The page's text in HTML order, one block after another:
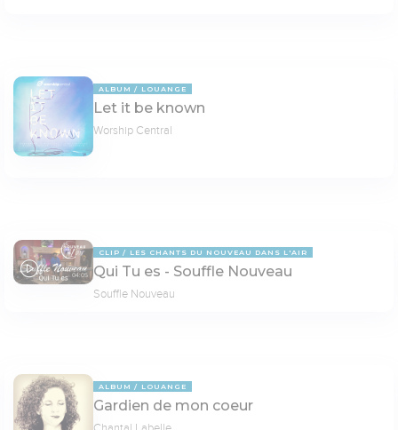
ALBUM LOUANGE
Let it be known
Worship Central
04:05
CLIP LES CHANTS DU NOUVEAU DANS L'AIR
Qui Tu es - Souffle Nouveau
Souffle Nouveau
ALBUM LOUANGE
Gardien de mon coeur